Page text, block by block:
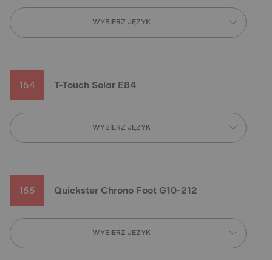
WYBIERZ JĘZYK
154 T-Touch Solar E84
WYBIERZ JĘZYK
155 Quickster Chrono Foot G10-212
WYBIERZ JĘZYK